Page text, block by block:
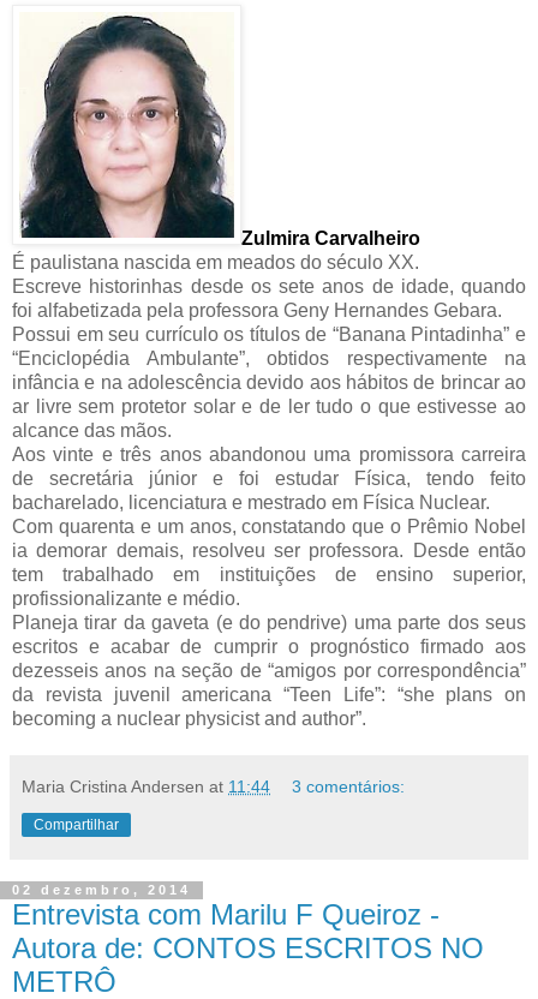
Zulmira Carvalheiro
É paulistana nascida em meados do século XX.
Escreve historinhas desde os sete anos de idade, quando
foi alfabetizada pela professora Geny Hernandes Gebara.
Possui em seu currículo os títulos de “Banana Pintadinha” e
“Enciclopédia Ambulante”, obtidos respectivamente na
infância e na adolescência devido aos hábitos de brincar ao
ar livre sem protetor solar e de ler tudo o que estivesse ao
alcance das mãos.
Aos vinte e três anos abandonou uma promissora carreira
de secretária júnior e foi estudar Física, tendo feito
bacharelado, licenciatura e mestrado em Física Nuclear.
Com quarenta e um anos, constatando que o Prêmio Nobel
ia demorar demais, resolveu ser professora. Desde então
tem trabalhado em instituições de ensino superior,
profissionalizante e médio.
Planeja tirar da gaveta (e do pendrive) uma parte dos seus
escritos e acabar de cumprir o prognóstico firmado aos
dezesseis anos na seção de “amigos por correspondência”
da revista juvenil americana “Teen Life”: “she plans on
becoming a nuclear physicist and author”.
Maria Cristina Andersen at 11:44 3 comentários:
Compartilhar
02 dezembro, 2014
Entrevista com Marilu F Queiroz -
Autora de: CONTOS ESCRITOS NO
METRÔ